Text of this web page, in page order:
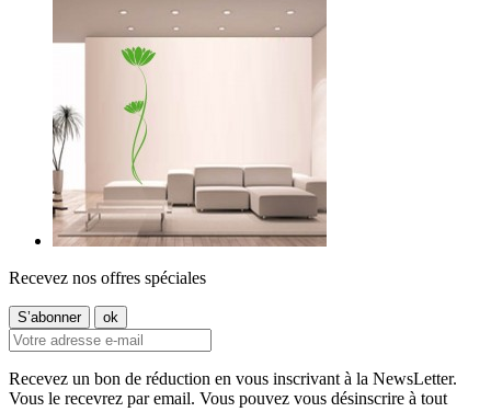
Recevez nos offres spéciales
Recevez un bon de réduction en vous inscrivant à la NewsLetter.
Vous le recevrez par email. Vous pouvez vous désinscrire à tout